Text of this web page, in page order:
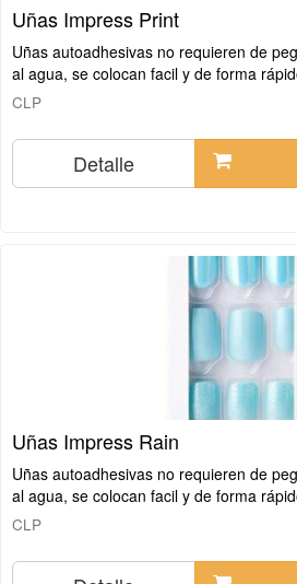
Uñas Impress Print
Uñas autoadhesivas no requieren de
al agua, se colocan facil y de forma
CLP
Detalle
Uñas Impress Rain
Uñas autoadhesivas no requieren de
al agua, se colocan facil y de forma
CLP